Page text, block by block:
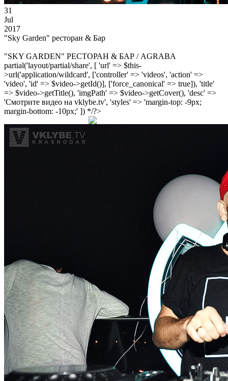
31
Jul
2017
"Sky Garden" ресторан & Бар
"SKY GARDEN" РЕСТОРАН & БАР / AGRABA
partial('layout/partial/share', [ 'url' => $this-
>url('application/wildcard', ['controller' => 'videos', 'action' =>
'video', 'id' => $video->getId()], ['force_canonical' => true]), 'title'
=> $video->getTitle(), 'imgPath' => $video->getCover(), 'desc' =>
'Смотрите видео на vklybe.tv', 'styles' => 'margin-top: -9px;
margin-bottom: -10px;' ]) */?>